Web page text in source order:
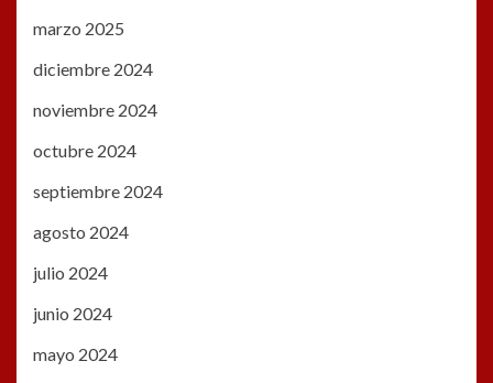
marzo 2025
diciembre 2024
noviembre 2024
octubre 2024
septiembre 2024
agosto 2024
julio 2024
junio 2024
mayo 2024